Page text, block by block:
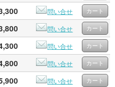
問い合せ
問い合せ
問い合せ
問い合せ
問い合せ